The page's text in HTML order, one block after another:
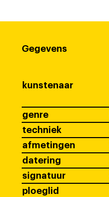
Gegevens
kunstenaar
genre
techniek
afmetingen
datering
signatuur
ploeglid